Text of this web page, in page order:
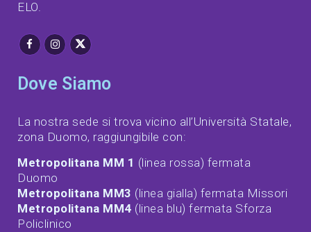
ELO.
Dove Siamo
La nostra sede si trova vicino all’Università Statale,
zona Duomo, raggiungibile con:
Metropolitana MM 1 (linea rossa) fermata
Duomo
Metropolitana MM3 (linea gialla) fermata Missori
Metropolitana MM4 (linea blu) fermata Sforza
Policlinico